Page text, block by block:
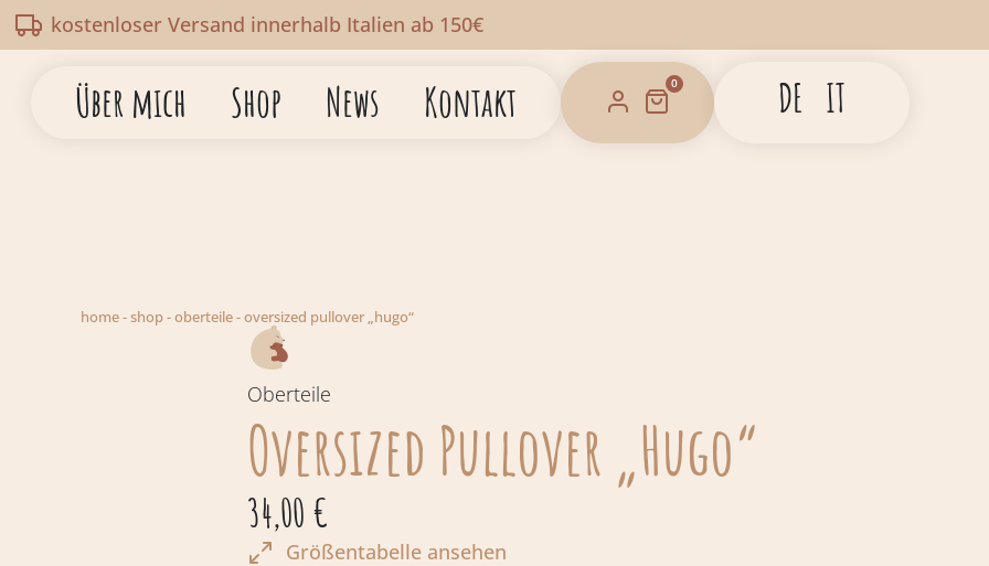
kostenloser Versand innerhalb Italien ab 150€
Über mich Shop News Kontakt 0 DE IT
home-shop-oberteile-oversized pullover „hugo“
Oberteile
Oversized Pullover „Hugo“
34,00 €
Größentabelle ansehen